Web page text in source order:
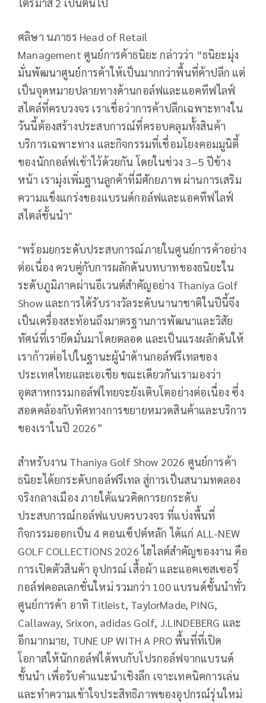
ศลิษา นภาธร Head of Retail
Management ศูนย์การค้าธนิยะ กล่าวว่า “ธนิยะมุ่ง
มั่นพัฒนาศูนย์การค้าให้เป็นมากกว่าพื้นที่ค้าปลีก แต่
เป็นจุดหมายปลายทางด้านกอล์ฟและแอคทีฟไลฟ์
สไตล์ที่ครบวงจร เราเชื่อว่าการค้าปลีกเฉพาะทางใน
วันนี้ต้องสร้างประสบการณ์ที่ครอบคลุมทั้งสินค้า
บริการเฉพาะทาง และกิจกรรมที่เชื่อมโยงคอมมูนิตี้
ของนักกอล์ฟเข้าไว้ด้วยกัน โดยในช่วง 3–5 ปีข้าง
หน้า เรามุ่งเพิ่มฐานลูกค้าที่มีศักยภาพ ผ่านการเสริม
ความแข็งแกร่งของแบรนด์กอล์ฟและแอคทีฟไลฟ์
สไตล์ชั้นนำ"
"พร้อมยกระดับประสบการณ์ภายในศูนย์การค้าอย่าง
ต่อเนื่อง ควบคู่กับการผลักดันบทบาทของธนิยะใน
ระดับภูมิภาคผ่านอีเวนต์สำคัญอย่าง Thaniya Golf
Show และการได้รับรางวัลระดับนานาชาติในปีนี้จึง
เป็นเครื่องสะท้อนถึงมาตรฐานการพัฒนาและวิสัย
ทัศน์ที่เรายึดมั่นมาโดยตลอด และเป็นแรงผลักดันให้
เราก้าวต่อไปในฐานะผู้นำด้านกอล์ฟรีเทลของ
ประเทศไทยและเอเชีย ขณะเดียวกันเรามองว่า
อุตสาหกรรมกอล์ฟไทยจะยังเติบโตอย่างต่อเนื่อง ซึ่ง
สอดคล้องกับทิศทางการขยายหมวดสินค้าและบริการ
ของเราในปี 2026”
สำหรับงาน Thaniya Golf Show 2026 ศูนย์การค้า
ธนิยะได้ยกระดับกอล์ฟรีเทล สู่การเป็นสนามทดลอง
จริงกลางเมือง ภายใต้แนวคิดการยกระดับ
ประสบการณ์กอล์ฟแบบครบวงจร ที่แบ่งพื้นที่
กิจกรรมออกเป็น 4 คอนเซ็ปต์หลัก ได้แก่ ALL-NEW
GOLF COLLECTIONS 2026 ไฮไลต์สำคัญของงาน คือ
การเปิดตัวสินค้า อุปกรณ์ เสื้อผ้า และแอคเซสเซอรี่
กอล์ฟคอลเลกชั่นใหม่ รวมกว่า 100 แบรนด์ชั้นนำทั่ว
ศูนย์การค้า อาทิ Titleist, TaylorMade, PING,
Callaway, Srixon, adidas Golf, J.LINDEBERG และ
อีกมากมาย, TUNE UP WITH A PRO พื้นที่ที่เปิด
โอกาสให้นักกอล์ฟได้พบกับโปรกอล์ฟจากแบรนด์
ชั้นนำ เพื่อรับคำแนะนำเชิงลึก เจาะเทคนิคการเล่น
และทำความเข้าใจประสิทธิภาพของอุปกรณ์รุ่นใหม่